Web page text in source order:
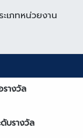
ะเภทหน่วยงาน
รางวัล
ดับรางวัล